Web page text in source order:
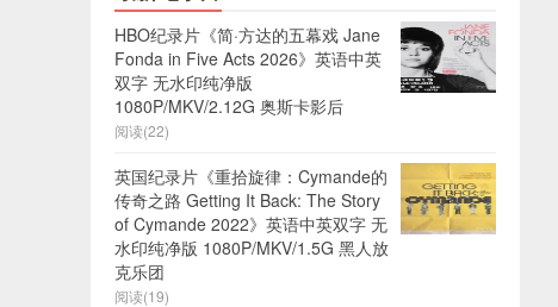
HBO纪录片《简·方达的五幕戏 Jane
Fonda in Five Acts 2026》英语中英
双字 无水印纯净版
1080P/MKV/2.12G 奥斯卡影后
阅读(22)
英国纪录片《重拾旋律：Cymande的
传奇之路 Getting It Back: The Story
of Cymande 2022》英语中英双字 无
水印纯净版 1080P/MKV/1.5G 黑人放
克乐团
阅读(19)